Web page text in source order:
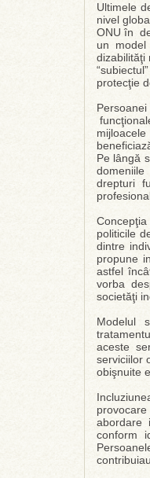
Ultimele
nivel
ONU în
un
dizabilităţi
protecţie
Pe lângă
drepturi
politicile
dintre
propune
astfel
vorba
societăţi
Modelul
aceste
serviciilor
obişnuite
abordare
conform